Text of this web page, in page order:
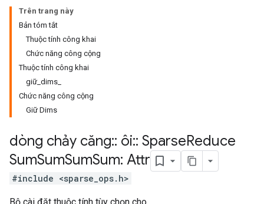
Trên trang này
Bản tóm tắt
Thuộc tính công khai
Chức năng công cộng
Thuộc tính công khai
giữ_dims_
Chức năng công cộng
Giữ Dims
dòng chảy căng:: ôi:: SparseReduce
SumSumSumSum: Attr
#include <sparse_ops.h>